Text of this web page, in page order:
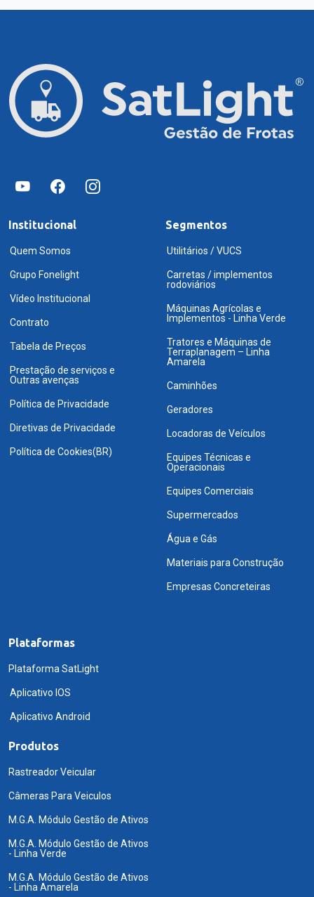
Institucional
Quem Somos
Grupo Fonelight
Vídeo Institucional
Contrato
Tabela de Preços
Prestação de serviços e
Outras avenças
Política de Privacidade
Diretivas de Privacidade
Política de Cookies(BR)
Segmentos
Utilitários / VUCS
Carretas / implementos
rodoviários
Máquinas Agrícolas e
Implementos - Linha Verde
Tratores e Máquinas de
Terraplanagem – Linha
Amarela
Caminhões
Geradores
Locadoras de Veículos
Equipes Técnicas e
Operacionais
Equipes Comerciais
Supermercados
Água e Gás
Materiais para Construção
Empresas Concreteiras
Plataformas
Plataforma SatLight
Aplicativo IOS
Aplicativo Android
Produtos
Rastreador Veicular
Câmeras Para Veiculos
M.G.A. Módulo Gestão de Ativos
M.G.A. Módulo Gestão de Ativos
- Linha Verde
M.G.A. Módulo Gestão de Ativos
- Linha Amarela